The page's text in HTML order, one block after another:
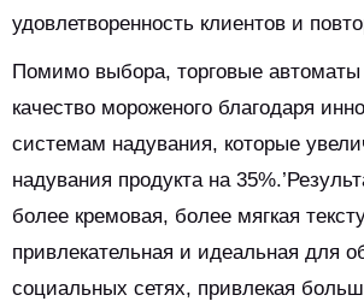
удовлетворенность клиентов и
Помимо выбора, торговые
качество мороженого благодаря
системам надувания, которые
надувания продукта на
более кремовая, более мягкая
привлекательная и идеальная для
социальных сетях, привлекая